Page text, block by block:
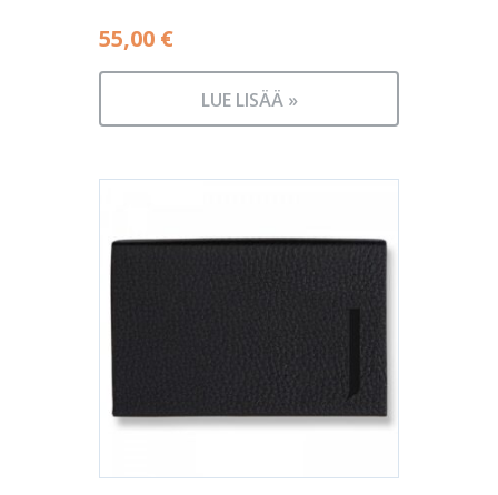
55,00 €
LUE LISÄÄ »